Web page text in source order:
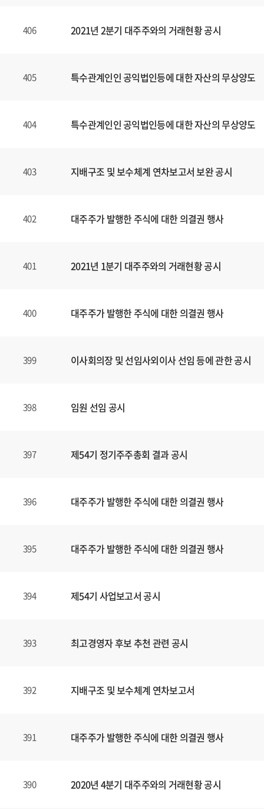
406 2021년 2분기 대주주와의 거래현황 공시
405 특수관계인인 공익법인등에 대한 자산의 무상양도
404 특수관계인인 공익법인등에 대한 자산의 무상양도
403 지배구조 및 보수체계 연차보고서 보완 공시
402 대주주가 발행한 주식에 대한 의결권 행사
401 2021년 1분기 대주주와의 거래현황 공시
400 대주주가 발행한 주식에 대한 의결권 행사
399 이사회의장 및 선임사외이사 선임 등에 관한 공시
398 임원 선임 공시
397 제54기 정기주주총회 결과 공시
396 대주주가 발행한 주식에 대한 의결권 행사
395 대주주가 발행한 주식에 대한 의결권 행사
394 제54기 사업보고서 공시
393 최고경영자 후보 추천 관련 공시
392 지배구조 및 보수체계 연차보고서
391 대주주가 발행한 주식에 대한 의결권 행사
390 2020년 4분기 대주주와의 거래현황 공시